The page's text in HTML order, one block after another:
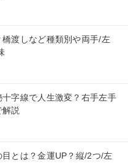
渡しなど種類別や両手/左
十字線で人生激変？右手左手
解説
目とは？金運UP？縦/2つ/左